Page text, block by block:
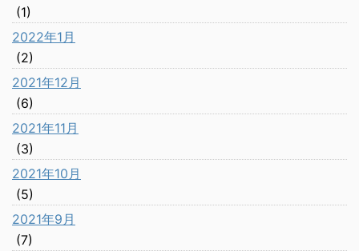
(1)
2022年1月
(2)
2021年12月
(6)
2021年11月
(3)
2021年10月
(5)
2021年9月
(7)